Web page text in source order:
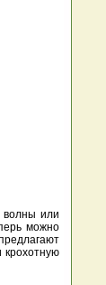
волны или
можно
крохотную